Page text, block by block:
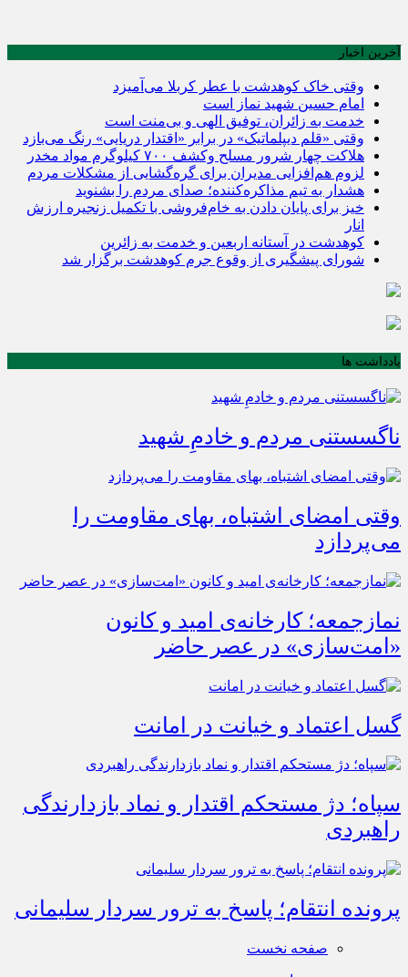
آخرین اخبار
وقتی خاک کوهدشت با عطر کربلا می‌آمیزد
امام حسین شهید نماز است
خدمت به زائران، توفیق الهی و بی‌منت است
وقتی «قلم دیپلماتیک» در برابر «اقتدار دریایی» رنگ می‌بازد
هلاکت چهار شرور مسلح وکشف ۷۰۰ کیلوگرم مواد مخدر
لزوم هم‌افزایی مدیران برای گره‌گشایی از مشکلات مردم
هشدار به تیم مذاکره‌کننده؛ صدای مردم را بشنوید
خیز برای پایان دادن به خام‌فروشی با تکمیل زنجیره ارزش
انار
کوهدشت در آستانه اربعین و خدمت‌ به زائرین
شورای پیشگیری از وقوع جرم کوهدشت برگزار شد
یادداشت ها
ناگسستنی مردم و خادمِ شهید
وقتی امضای اشتباه، بهای مقاومت را
می‌پردازد
نمازجمعه؛ کارخانه‌ی امید و کانون
«امت‌سازی» در عصر حاضر
گسل اعتماد و خیانت در امانت
سپاه؛ دژ مستحکم اقتدار و نماد بازدارندگی
راهبردی
پرونده انتقام؛ پاسخ به ترور سردار سلیمانی
صفحه نخست